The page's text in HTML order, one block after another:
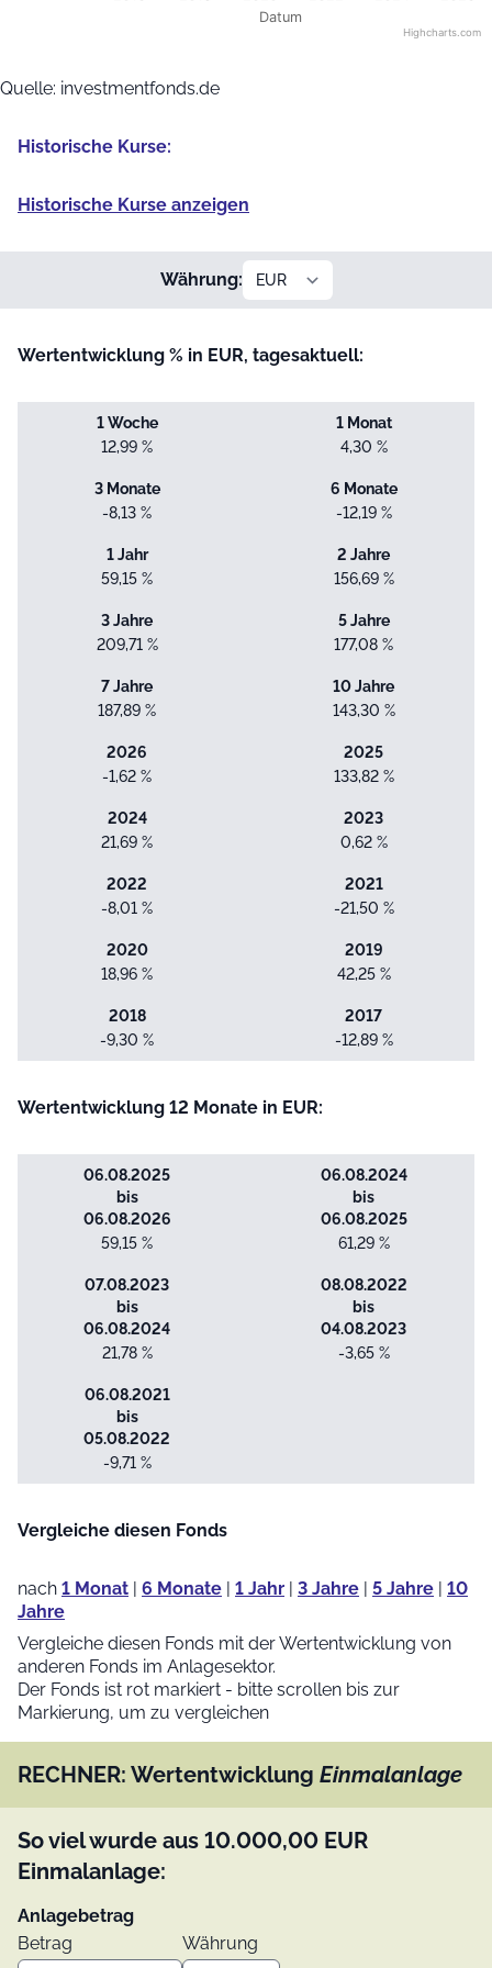
Datum
Highcharts.com
Quelle: investmentfonds.de
Historische Kurse:
Historische Kurse anzeigen
Währung:
Wertentwicklung % in EUR, tagesaktuell:
1 Woche
12,99 %
1 Monat
4,30 %
3 Monate
-8,13 %
6 Monate
-12,19 %
1 Jahr
59,15 %
2 Jahre
156,69 %
3 Jahre
209,71 %
5 Jahre
177,08 %
7 Jahre
187,89 %
10 Jahre
143,30 %
2026
-1,62 %
2025
133,82 %
2024
21,69 %
2023
0,62 %
2022
-8,01 %
2021
-21,50 %
2020
18,96 %
2019
42,25 %
2018
-9,30 %
2017
-12,89 %
Wertentwicklung 12 Monate in EUR:
06.08.2025
bis
06.08.2026
59,15 %
06.08.2024
bis
06.08.2025
61,29 %
07.08.2023
bis
06.08.2024
21,78 %
08.08.2022
bis
04.08.2023
-3,65 %
06.08.2021
bis
05.08.2022
-9,71 %
Vergleiche diesen Fonds
nach 1 Monat | 6 Monate | 1 Jahr | 3 Jahre | 5 Jahre | 10
Jahre
Vergleiche diesen Fonds mit der Wertentwicklung von
anderen Fonds im Anlagesektor.
Der Fonds ist rot markiert - bitte scrollen bis zur
Markierung, um zu vergleichen
RECHNER: Wertentwicklung Einmalanlage
So viel wurde aus 10.000,00 EUR
Einmalanlage:
Anlagebetrag
Betrag
Währung